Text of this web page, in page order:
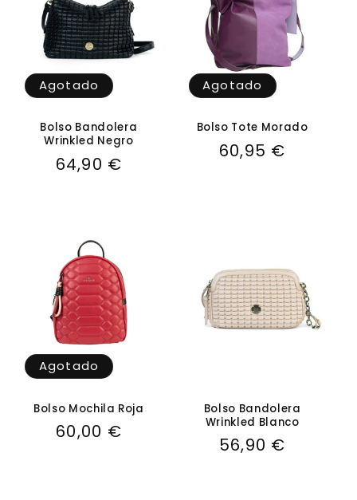
n Agotado
Bolso Bandolera
Wrinkled Negro
Precio
64,90 €
Agotado
Bolso Tote Morado
Precio
60,95 €
Agotado
Bolso Mochila Roja
Precio
60,00 €
Bolso Bandolera
Wrinkled Blanco
Precio
56,90 €